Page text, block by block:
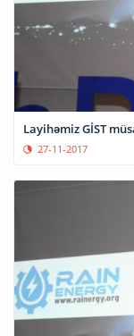
Layihəmiz GİST
27-11-2017